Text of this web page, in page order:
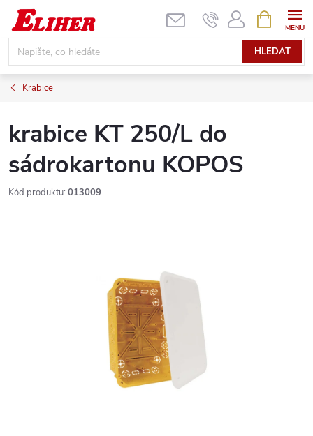
Přejít
obsah
HLEDAT
NÁKUPNÍ
KOŠÍK
Krabice
krabice KT 250/L do
sádrokartonu KOPOS
Kód produktu: 013009